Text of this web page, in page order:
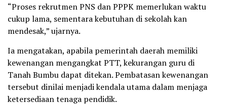
“Proses rekrutmen PNS dan PPPK memerlukan waktu
cukup lama, sementara kebutuhan di sekolah kan
mendesak,” ujarnya.
Ia mengatakan, apabila pemerintah daerah memiliki
kewenangan mengangkat PTT, kekurangan guru di
Tanah Bumbu dapat ditekan. Pembatasan kewenangan
tersebut dinilai menjadi kendala utama dalam menjaga
ketersediaan tenaga pendidik.